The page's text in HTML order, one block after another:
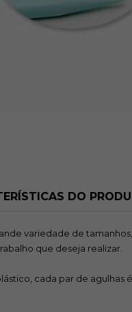
DO
variedade de tamanhos,
que deseja realizar.
cada par de agulhas é